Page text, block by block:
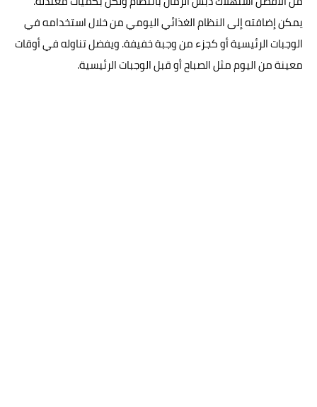
يمكن إضافته إلى النظام الغذائي اليومي من خلال استخدامه في
الوجبات الرئيسية أو كجزء من وجبة خفيفة. ويفضل تناوله في أوقات
معينة من اليوم مثل الصباح أو قبل الوجبات الرئيسية.